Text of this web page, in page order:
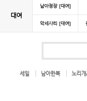
대여
남아정장 [대여]
악세사리 [대여]
세일 남아한복 노리